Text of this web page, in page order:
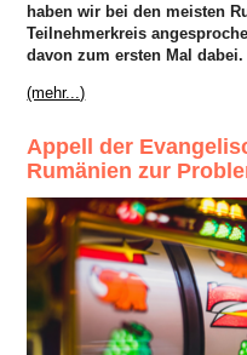
haben wir bei den meisten
Teilnehmerkreis
davon zum ersten Mal dabei.
(mehr...)
Appell der
Rumänien zur